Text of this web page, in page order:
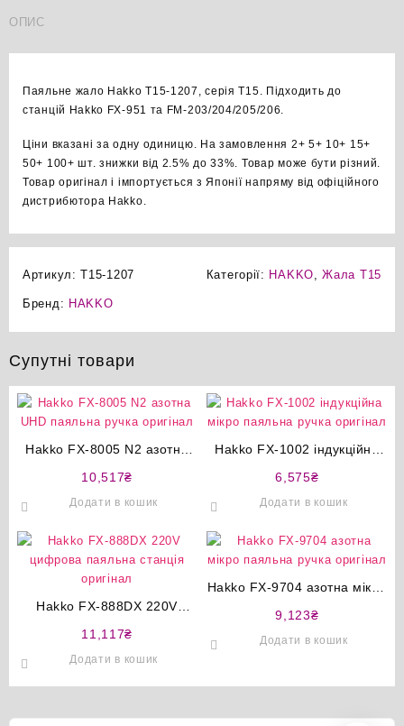
жало
ОПИС
Паяльне жало Hakko T15-1207, серія T15. Підходить до
станцій Hakko FX-951 та FM-203/204/205/206.
Ціни вказані за одну одиницю. На замовлення 2+ 5+ 10+ 15+
50+ 100+ шт. знижки від 2.5% до 33%. Товар може бути різний.
Товар оригінал і імпортується з Японії напряму від офіційного
дистрибютора Hakko.
Артикул:T15-1207 Категорії: HAKKO ,Жала T15
Бренд: HAKKO
Супутні товари
Hakko FX-8005 N2 азотна
оригінал
10,517₴
Додати в кошик
Hakko FX-1002 індукційна
оригінал
6,575₴
Додати в кошик
Hakko FX-888DX 220V
оригінал
11,117₴
Додати в кошик
Hakko FX-9704 азотна мікро
9,123₴
Додати в кошик